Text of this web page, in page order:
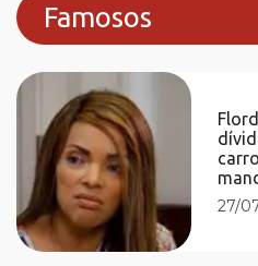
Famosos
27/